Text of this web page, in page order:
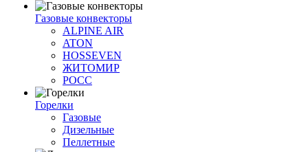
Газовые конвекторы
ALPINE AIR
ATON
HOSSEVEN
ЖИТОМИР
РОСС
Горелки
Газовые
Дизельные
Пеллетные